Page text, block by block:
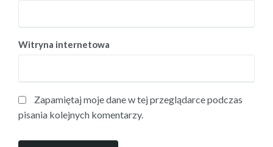
Witryna internetowa
Zapamiętaj moje dane w tej przeglądarce podczas
pisania kolejnych komentarzy.